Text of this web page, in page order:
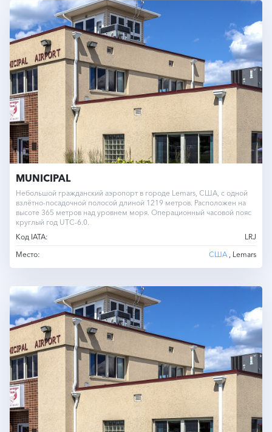
MUNICIPAL
Небольшой гражданский аэропорт в городе Lemars, США, с одной
взлётно-посадочной полосой длиной 1219 метров. Расположен на
высоте 365 метров над уровнем моря. Операционный часовой пояс
круглый год UTC-6.0.
Код IATA:
LRJ
Место:
США , Lemars